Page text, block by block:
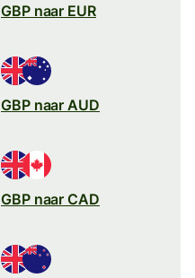
GBP naar EUR
GBP naar AUD
GBP naar CAD